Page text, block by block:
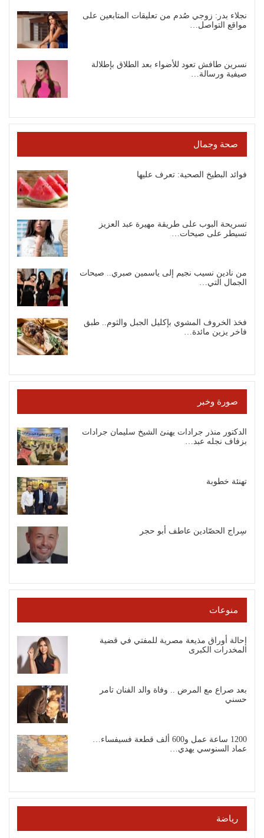
نجلاء بدر: زوجي صُدم من تعليقات المتابعين على
مواقع التواصل…
نسرين طافش تعود للأضواء بعد الطلاق بإطلالة
صيفية ورسالة…
صحة وجمال
فوائد البطيخ الصحية: تعرف عليها
تسريحة البوب على طريقة مهيرة عبد العزيز
تسيطر على صيحات…
من نادين نسيب نجيم إلى ياسمين صبري.. صيحات
الجمال التي…
فخذ الخروف المشوي بإكليل الجبل والثوم.. طبق
فاخر يزين مائدة…
صورة وخبر
الدكتور منذر جرادات يهنئ الشيخ سليمان جرادات
بزفاف نجله عبد…
تهنئة خطوبة
سِراج الحصّادين عاطف أبو حجر
منوعات
إحالة أوراق مذيعة مصرية للمفتي في قضية
المخدرات الكبرى
بعد صراع مع المرض .. وفاة والد الفنان تامر
حسني
1200 ساعة عمل و600 ألف قطعة فسيفساء…
عماد السنوسي يهدي…
رياضة